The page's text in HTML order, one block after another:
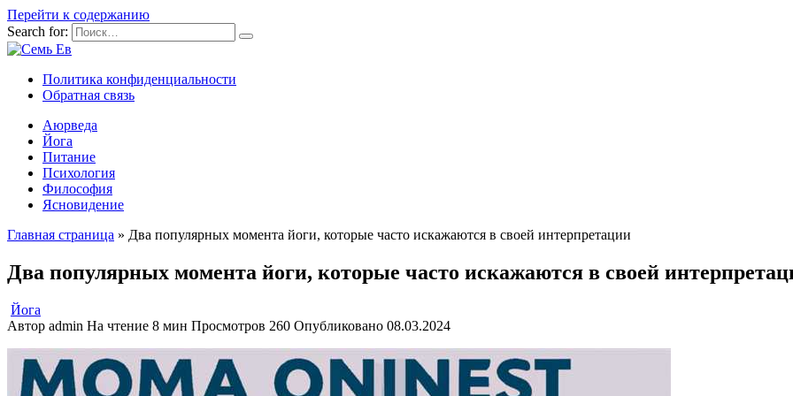
Перейти к содержанию
Search for:
Политика конфиденциальности
Обратная связь
Аюрведа
Йога
Питание
Психология
Философия
Ясновидение
Главная страница » Два популярных момента йоги, которые часто искажаются в своей интерпретации
Два популярных момента йоги, которые часто искажаются в своей
Йога
Автор admin На чтение 8 мин Просмотров 260 Опубликовано 08.03.2024